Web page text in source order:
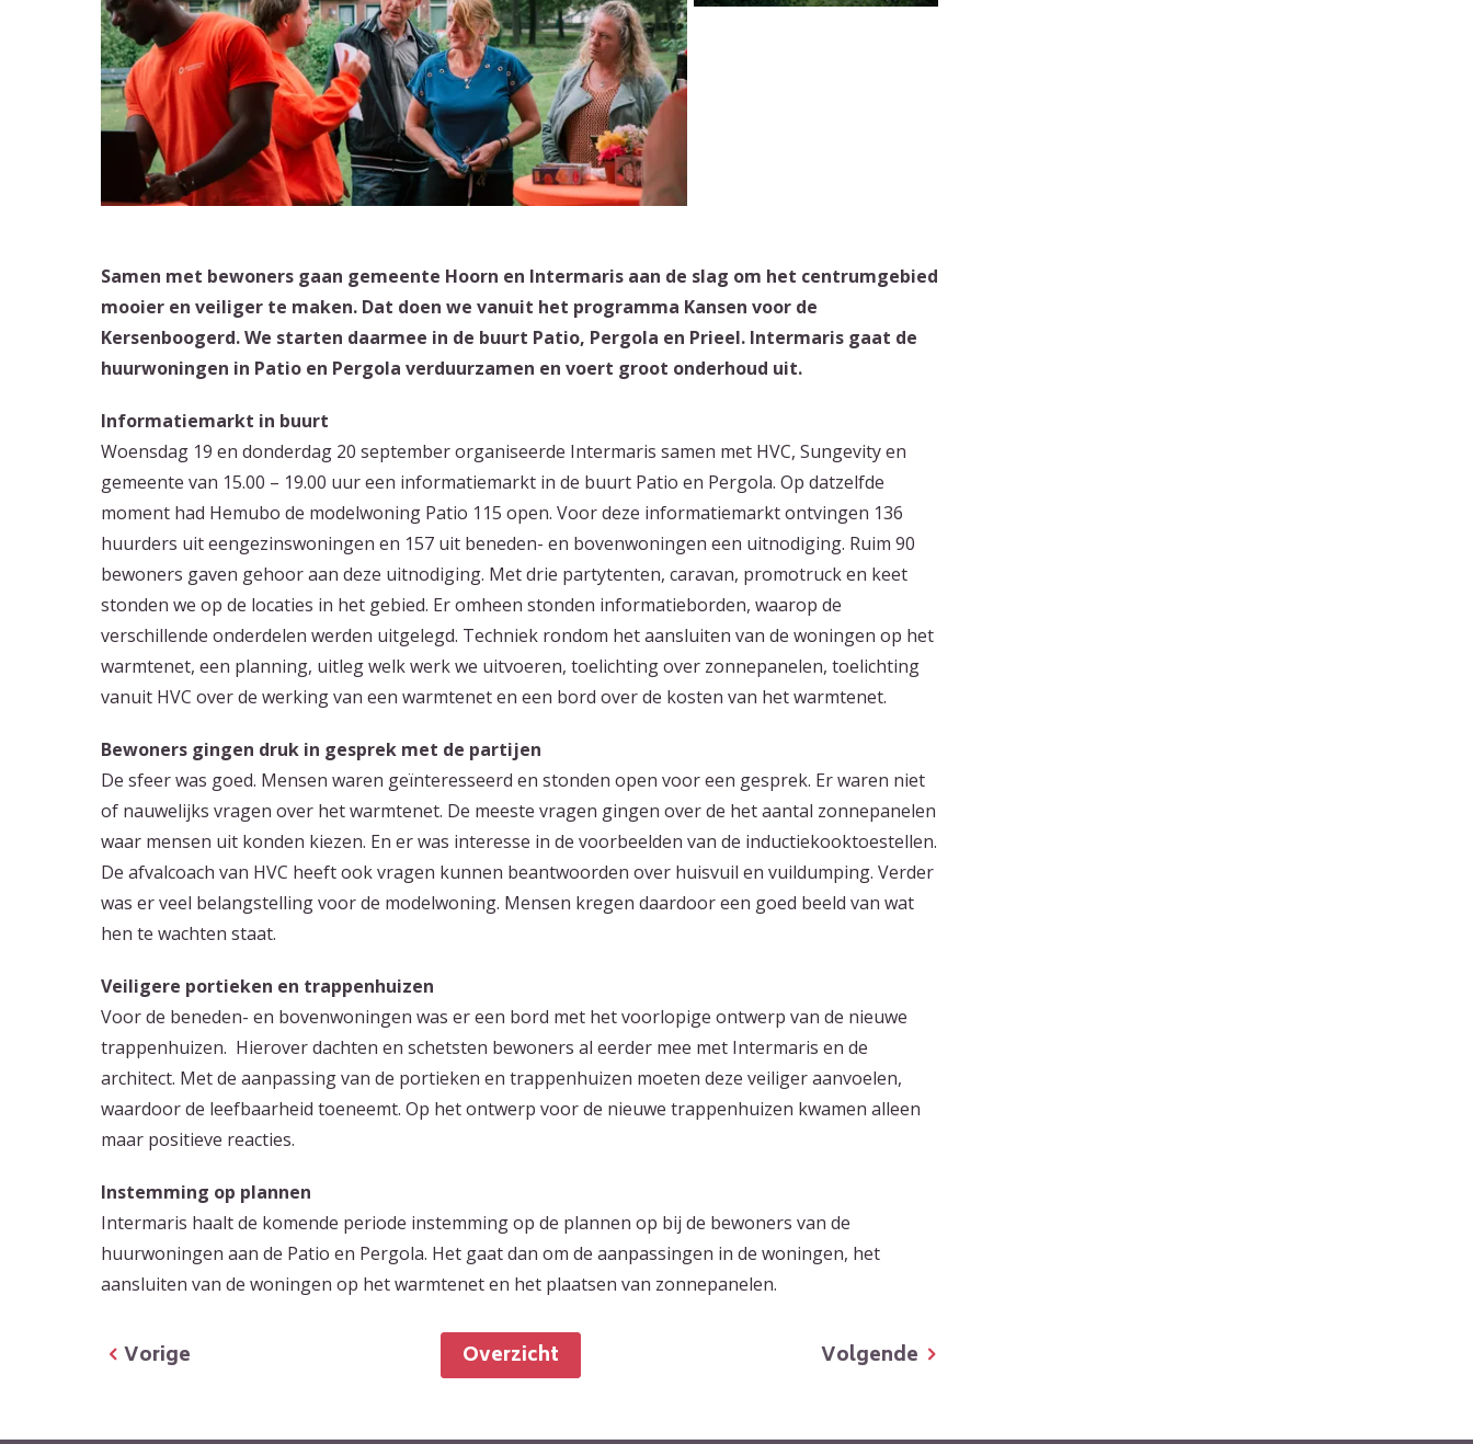
Samen met bewoners gaan gemeente Hoorn en Intermaris aan de slag om het centrumgebied
mooier en veiliger te maken. Dat doen we vanuit het programma Kansen voor de
Kersenboogerd. We starten daarmee in de buurt Patio, Pergola en Prieel. Intermaris gaat de
huurwoningen in Patio en Pergola verduurzamen en voert groot onderhoud uit.
Informatiemarkt in buurt
Woensdag 19 en donderdag 20 september organiseerde Intermaris samen met HVC, Sungevity en
gemeente van 15.00 – 19.00 uur een informatiemarkt in de buurt Patio en Pergola. Op datzelfde
moment had Hemubo de modelwoning Patio 115 open. Voor deze informatiemarkt ontvingen 136
huurders uit eengezinswoningen en 157 uit beneden- en bovenwoningen een uitnodiging. Ruim 90
bewoners gaven gehoor aan deze uitnodiging. Met drie partytenten, caravan, promotruck en keet
stonden we op de locaties in het gebied. Er omheen stonden informatieborden, waarop de
verschillende onderdelen werden uitgelegd. Techniek rondom het aansluiten van de woningen op het
warmtenet, een planning, uitleg welk werk we uitvoeren, toelichting over zonnepanelen, toelichting
vanuit HVC over de werking van een warmtenet en een bord over de kosten van het warmtenet.
Bewoners gingen druk in gesprek met de partijen
De sfeer was goed. Mensen waren geïnteresseerd en stonden open voor een gesprek. Er waren niet
of nauwelijks vragen over het warmtenet. De meeste vragen gingen over de het aantal zonnepanelen
waar mensen uit konden kiezen. En er was interesse in de voorbeelden van de inductiekooktoestellen.
De afvalcoach van HVC heeft ook vragen kunnen beantwoorden over huisvuil en vuildumping. Verder
was er veel belangstelling voor de modelwoning. Mensen kregen daardoor een goed beeld van wat
hen te wachten staat.
Veiligere portieken en trappenhuizen
Voor de beneden- en bovenwoningen was er een bord met het voorlopige ontwerp van de nieuwe
trappenhuizen. Hierover dachten en schetsten bewoners al eerder mee met Intermaris en de
architect. Met de aanpassing van de portieken en trappenhuizen moeten deze veiliger aanvoelen,
waardoor de leefbaarheid toeneemt. Op het ontwerp voor de nieuwe trappenhuizen kwamen alleen
maar positieve reacties.
Instemming op plannen
Intermaris haalt de komende periode instemming op de plannen op bij de bewoners van de
huurwoningen aan de Patio en Pergola. Het gaat dan om de aanpassingen in de woningen, het
aansluiten van de woningen op het warmtenet en het plaatsen van zonnepanelen.
Volgende
Overzicht
Vorige